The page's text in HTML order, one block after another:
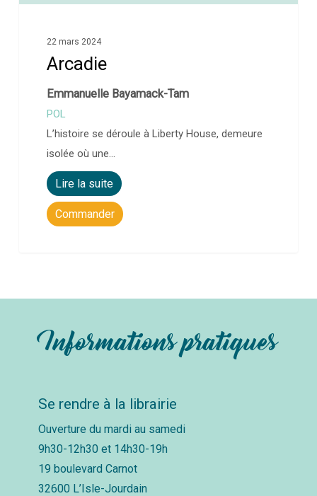
22 mars 2024
Arcadie
Emmanuelle Bayamack-Tam
POL
L’histoire se déroule à Liberty House, demeure
isolée où une…
Lire la suite
Commander
Informations pratiques
Se rendre à la librairie
Ouverture du mardi au samedi
9h30-12h30 et 14h30-19h
19 boulevard Carnot
32600 L’Isle-Jourdain